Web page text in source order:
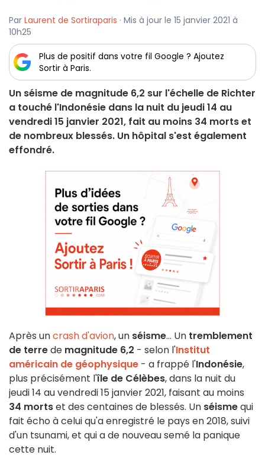
Par Laurent de Sortiraparis · Mis à jour le 15 janvier 2021 à
10h25
Plus de positif dans votre fil Google ? Ajoutez
Sortir à Paris.
Un séisme de magnitude 6,2 sur l'échelle de Richter
a touché l'Indonésie dans la nuit du jeudi 14 au
vendredi 15 janvier 2021, fait au moins 34 morts et
de nombreux blessés. Un hôpital s'est également
effondré.
Après uncrash d'avion, un séisme... Un tremblement
de terrede magnitude 6,2 - selon l'Institut
américain de géophysique - a frappé l'Indonésie,
plus précisément l'île de Célèbes, dans la nuit du
jeudi 14 au vendredi 15 janvier 2021, faisant au moins
34 mortset des centaines de blessés. Un séismequi
fait écho à celui qu'a enregistré le pays en 2018, suivi
d'un tsunami, et qui a de nouveau semé la panique
cette nuit.